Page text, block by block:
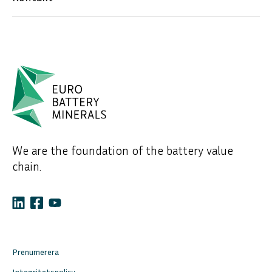
We are the foundation of the battery value
chain.
Prenumerera